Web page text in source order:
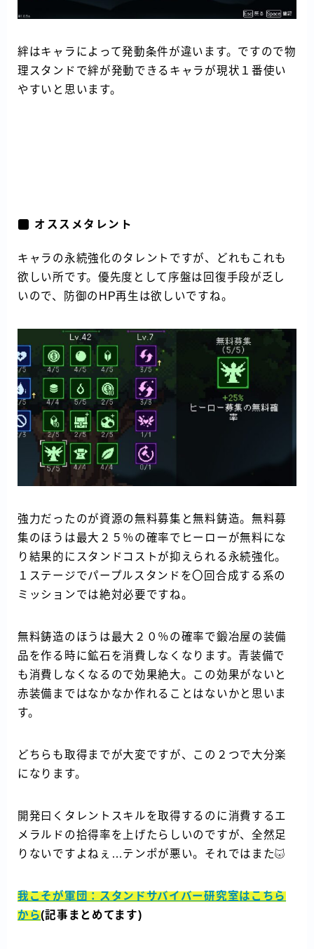
絆はキャラによって発動条件が違います。ですので物
理スタンドで絆が発動できるキャラが現状１番使い
やすいと思います。
オススメタレント
キャラの永続強化のタレントですが、どれもこれも
欲しい所です。優先度として序盤は回復手段が乏し
いので、防御のHP再生は欲しいですね。
強力だったのが資源の無料募集と無料鋳造。無料募
集のほうは最大２５％の確率でヒーローが無料にな
り結果的にスタンドコストが抑えられる永続強化。
１ステージでパープルスタンドを〇回合成する系の
ミッションでは絶対必要ですね。
無料鋳造のほうは最大２０％の確率で鍛冶屋の装備
品を作る時に鉱石を消費しなくなります。青装備で
も消費しなくなるので効果絶大。この効果がないと
赤装備まではなかなか作れることはないかと思いま
す。
どちらも取得までが大変ですが、この２つで大分楽
になります。
開発曰くタレントスキルを取得するのに消費するエ
メラルドの拾得率を上げたらしいのですが、全然足
りないですよねぇ…テンポが悪い。それではまた
我こそが軍団：スタンドサバイバー研究室はこちら
から(記事まとめてます)